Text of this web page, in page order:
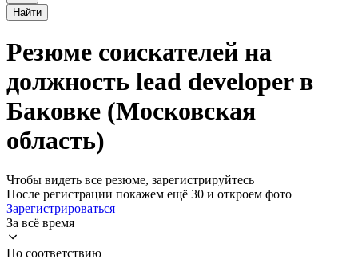
Найти
Резюме соискателей на
должность lead developer в
Баковке (Московская
область)
Чтобы видеть все резюме, зарегистрируйтесь
После регистрации покажем ещё 30 и откроем фото
Зарегистрироваться
За всё время
По соответствию